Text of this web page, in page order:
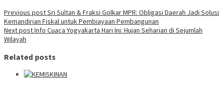
Previous postSri Sultan & Fraksi Golkar MPR: Obligasi Daerah Jadi Solusi
Kemandirian Fiskal untuk Pembiayaan Pembangunan
Next postInfo Cuaca Yogyakarta Hari Ini: Hujan Seharian di Sejumlah
Wilayah
Related posts